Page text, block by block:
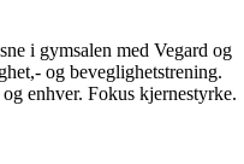
i gymsalen med Vegard og
og beveglighetstrening.
enhver. Fokus kjernestyrke.